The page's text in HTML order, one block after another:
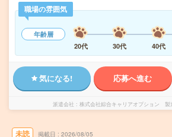
職場の雰囲気
年齢層
20代
30代 40代
気になる! 応募へ進む
派遣会社 株式会社綜合キャリアオプション 製
未読 掲載日 2026/08/05